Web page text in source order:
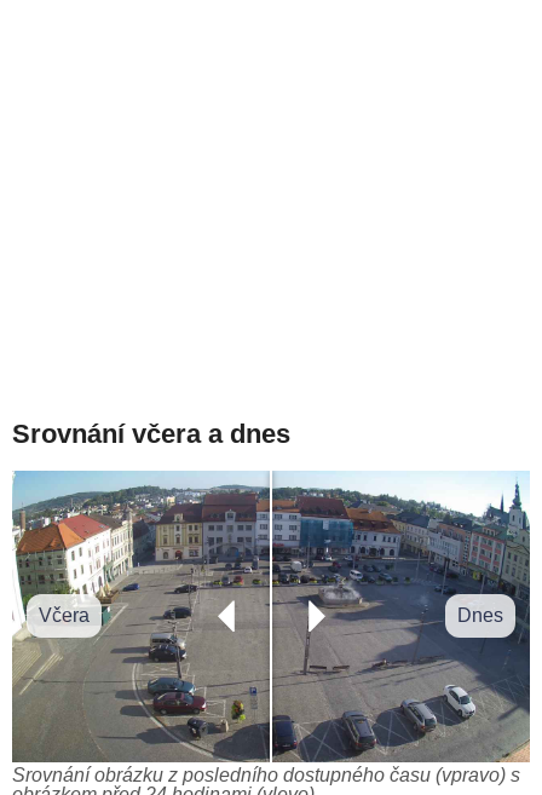
Srovnání včera a dnes
Včera Dnes
Srovnání obrázku z posledního dostupného času (vpravo) s